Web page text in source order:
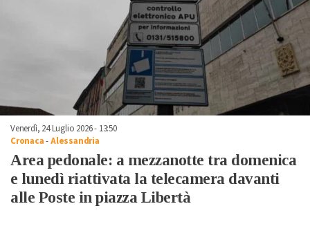
Venerdì, 24 Luglio 2026 - 13:50
Cronaca-Alessandria
Area pedonale: a mezzanotte tra domenica
e lunedì riattivata la telecamera davanti
alle Poste in piazza Libertà